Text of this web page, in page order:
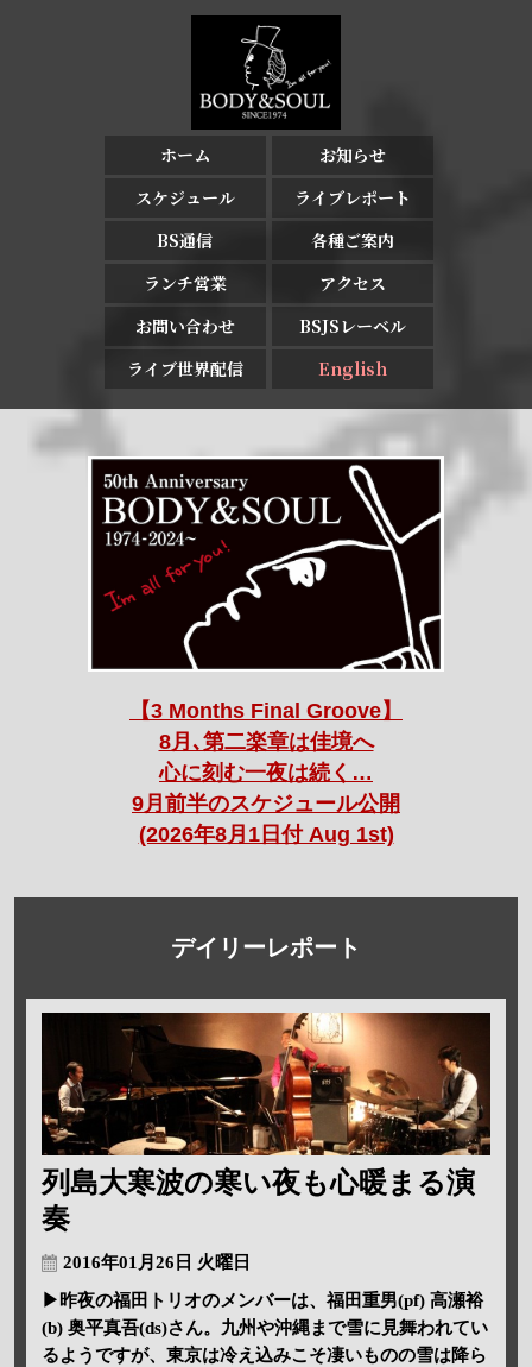
ホーム
お知らせ
スケジュール
ライブレポート
BS通信
各種ご案内
ランチ営業
アクセス
お問い合わせ
BSJSレーベル
ライブ世界配信
English
【3 Months Final Groove】
8月､第二楽章は佳境へ
心に刻む一夜は続く…
9月前半のスケジュール公開
(2026年8月1日付 Aug 1st)
デイリーレポート
列島大寒波の寒い夜も心暖まる演
奏
2016年01月26日 火曜日
▶昨夜の福田トリオのメンバーは、福田重男(pf) 高瀬裕
(b) 奥平真吾(ds)さん。九州や沖縄まで雪に見舞われてい
るようですが、東京は冷え込みこそ凄いものの雪は降ら